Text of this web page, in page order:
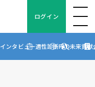
ログイン
インタビュー適性診断
? FAQ未来貢献